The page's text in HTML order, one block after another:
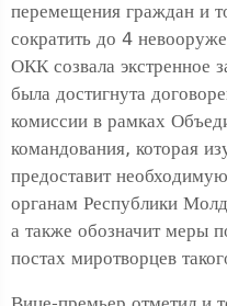
перемещения граждан и
сократить до 4
ОКК созвала экстренное
была достигнута
комиссии в рамках
командования, которая
предоставит
органам Республики
а также обозначит меры
постах миротворцев